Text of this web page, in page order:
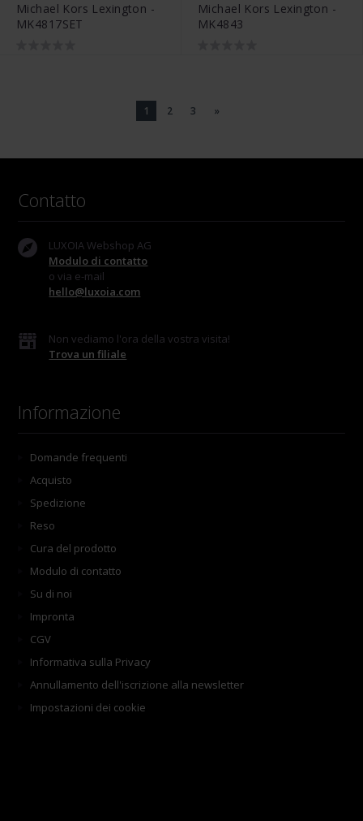
Michael Kors Lexington -
MK4817SET
Michael Kors Lexington -
MK4843
1 2 3 »
Contatto
LUXOIA Webshop AG
Modulo di contatto
o via e-mail
hello@luxoia.com
Non vediamo l'ora della vostra visita!
Trova un filiale
Informazione
Domande frequenti
Acquisto
Spedizione
Reso
Cura del prodotto
Modulo di contatto
Su di noi
Impronta
CGV
Informativa sulla Privacy
Annullamento dell'iscrizione alla newsletter
Impostazioni dei cookie